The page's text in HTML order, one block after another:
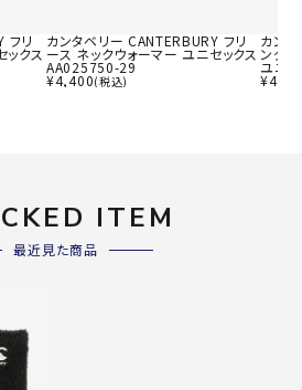
フリ
クス
カンタベリー CANTERBURY フリ
ース ネックウォーマー ユニセックス
AA025750-29
¥4,400(税込)
カン
ンダー
ユニ
¥
ITEM
最近見た商品